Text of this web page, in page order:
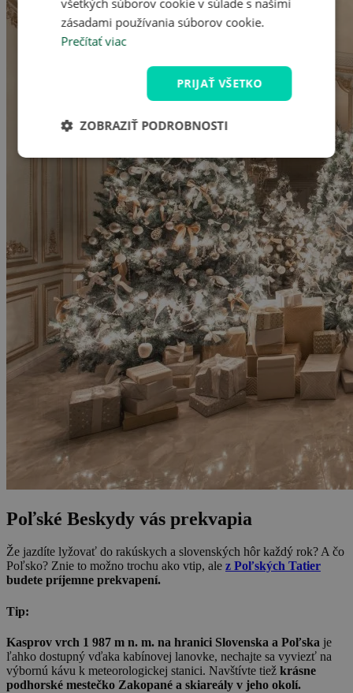
Poľské Beskydy vás prekvapia
Že jazdíte lyžovať do rakúskych a slovenských hôr každý rok? A čo
Poľsko? Znie to možno trochu ako vtip, ale z Poľských Tatier
budete príjemne prekvapení.
Tip:
Kasprov vrch 1 987 m n. m. na hranici Slovenska a Poľska je
ľahko dostupný vďaka kabínovej lanovke, nechajte sa vyviezť na
výbornú kávu k meteorologickej stanici. Navštívte tiež krásne
podhorské mestečko Zakopané a skiareály v jeho okolí.
všetkých súborov cookie v súlade s našimi
zásadami používania súborov cookie.
Prečítať viac
PRIJAŤ VŠETKO
ZOBRAZIŤ PODROBNOSTI